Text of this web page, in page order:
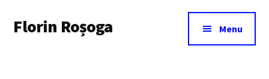
main
menu
Florin Roșoga Menu